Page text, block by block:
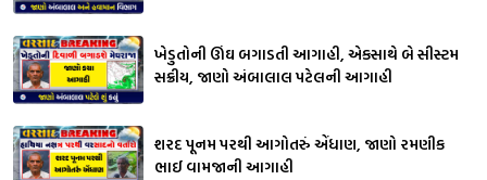
ખેડુતોની ઊંઘ બગાડતી આગાહી, એકસાથે બે સીસ્ટમ
સક્રીય, જાણો અંબાલાલ પટેલની આગાહી
શરદ પૂનમ પરથી આગોતરું એંધાણ, જાણો રમણીક
ભાઈ વામજાની આગાહી